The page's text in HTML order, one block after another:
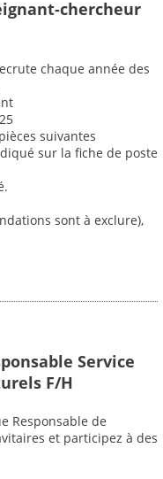
chercheur
chaque année des
suivantes
sur la fiche de poste
sont à exclure),
Service
F/H
Responsable de
et participez à des